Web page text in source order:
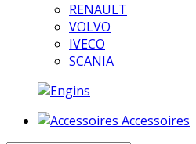
RENAULT
VOLVO
IVECO
SCANIA
Accessoires